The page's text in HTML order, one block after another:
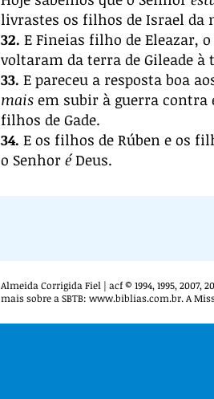
livrastes os filhos de Israel da
32. E Fineias filho de Eleazar,
voltaram da terra de Gileade
33. E pareceu a resposta boa
mais em subir à guerra contra
filhos de Gade.
34. E os filhos de Rúben e os
o Senhor éDeus.
Almeida Corrigida Fiel | acf © 1994, 1995,
mais sobre a SBTB: www.biblias.com.br. A